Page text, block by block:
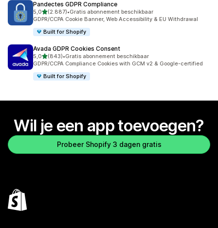
Pandectes GDPR Compliance
5,0van 5 sterren
(2.887)
2887 recensies in totaal
•Gratis abonnement beschikbaar
GDPR/CCPA Cookie Banner, Web Accessibility & EU Withdrawal
Built for Shopify
Avada GDPR Cookies Consent
5,0van 5 sterren
(843)
843 recensies in totaal
•Gratis abonnement beschikbaar
GDPR/CCPA Compliance Cookies with GCM v2 & Google-certified
Built for Shopify
Wil je een app toevoegen?
Probeer Shopify 3 dagen gratis